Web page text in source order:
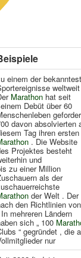
einem der
Marathon hat seit
Debüt über 60
davon absolvierten
Tag ihren ersten
. Die Website
Projektes besteht
und
zu einer Million
als der
der Welt . Der
den Richtlinien von
mehreren Ländern
sich „ 100
“ gegründet , die
nur